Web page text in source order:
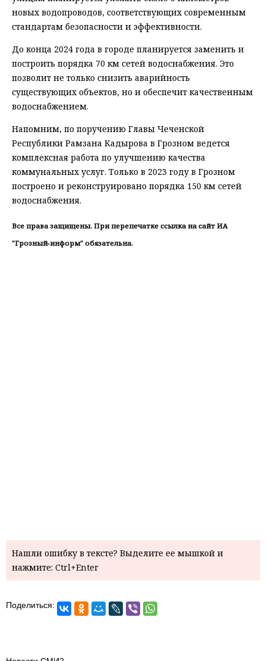
новых водопроводов, соответствующих современным
стандартам безопасности и эффективности.
До конца 2024 года в городе планируется заменить и
построить порядка 70 км сетей водоснабжения. Это
позволит не только снизить аварийность
существующих объектов, но и обеспечит качественным
водоснабжением.
Напомним, по поручению Главы Чеченской
Республики Рамзана Кадырова в Грозном ведется
комплексная работа по улучшению качества
коммунальных услуг. Только в 2023 году в Грозном
построено и реконструировано порядка 150 км сетей
водоснабжения.
Все права защищены. При перепечатке ссылка на сайт ИА
"Грозный-информ" обязательна.
Нашли ошибку в тексте? Выделите ее мышкой и
нажмите: Ctrl+Enter
Поделиться: